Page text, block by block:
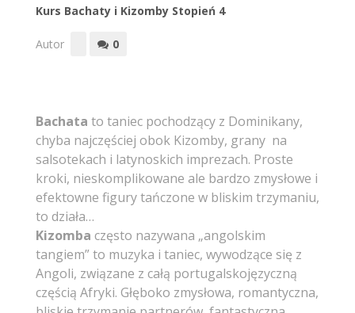
Kurs Bachaty i Kizomby Stopień 4
Autor 0
Bachata to taniec pochodzący z Dominikany,
chyba najczęściej obok Kizomby, grany na
salsotekach i latynoskich imprezach. Proste
kroki, nieskomplikowane ale bardzo zmysłowe i
efektowne figury tańczone w bliskim trzymaniu,
to działa…
Kizomba często nazywana „angolskim
tangiem” to muzyka i taniec, wywodzące się z
Angoli, związane z całą portugalskojęzyczną
częścią Afryki. Głęboko zmysłowa, romantyczna,